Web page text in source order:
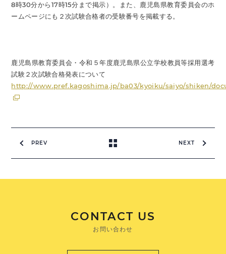
8時30分から17時15分まで掲示）。また、鹿児島県教育委員会のホ
ームページにも２次試験合格者の受験番号を掲載する。
鹿児島県教育委員会・令和５年度鹿児島県公立学校教員等採用選考
試験２次試験合格発表について
http://www.pref.kagoshima.jp/ba03/kyoiku/saiyo/shiken/
PREV NEXT
CONTACT US
お問い合わせ